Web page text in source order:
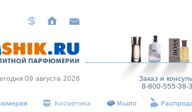
09 августа 2026
Заказ и
8-800-555-38-